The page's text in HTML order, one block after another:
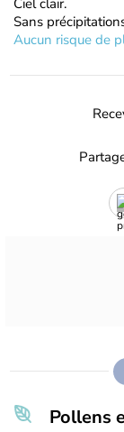
Sans
Aucun risque de
Pollens